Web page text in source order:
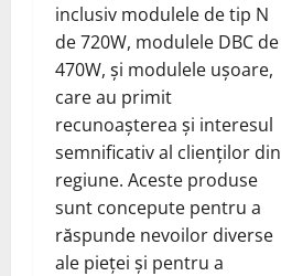
inclusiv modulele de tip N
de 720W, modulele DBC de
470W, și modulele ușoare,
care au primit
recunoașterea și interesul
semnificativ al clienților din
regiune. Aceste produse
sunt concepute pentru a
răspunde nevoilor diverse
ale pieței și pentru a